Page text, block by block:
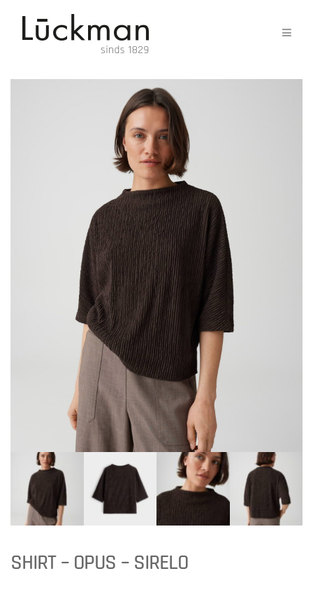
SHIRT – OPUS – SIRELO